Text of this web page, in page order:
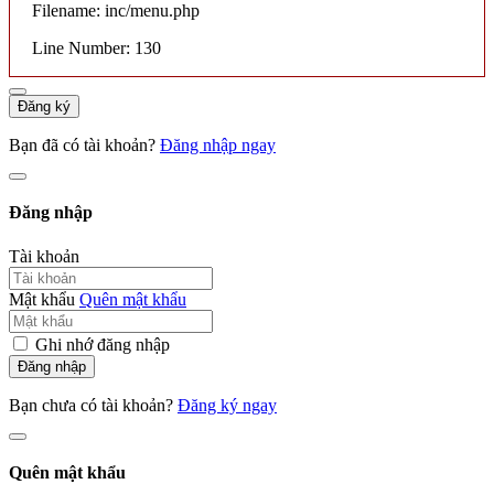
Filename: inc/menu.php
Line Number: 130
Đăng ký
Bạn đã có tài khoản? Đăng nhập ngay
Đăng nhập
Tài khoản
Mật khẩu Quên mật khẩu
Ghi nhớ đăng nhập
Đăng nhập
Bạn chưa có tài khoản? Đăng ký ngay
Quên mật khẩu